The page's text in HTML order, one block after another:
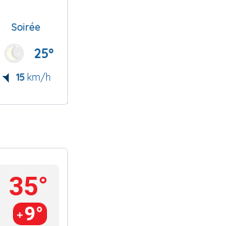
Soirée
25°
15 km/h
35°
9°